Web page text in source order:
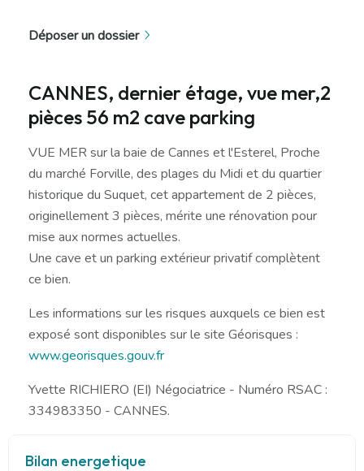
Déposer un dossier
CANNES, dernier étage, vue mer,2
pièces 56 m2 cave parking
VUE MER sur la baie de Cannes et l'Esterel, Proche
du marché Forville, des plages du Midi et du quartier
historique du Suquet, cet appartement de 2 pièces,
originellement 3 pièces, mérite une rénovation pour
mise aux normes actuelles.
Une cave et un parking extérieur privatif complètent
ce bien.
Les informations sur les risques auxquels ce bien est
exposé sont disponibles sur le site Géorisques :
www.georisques.gouv.fr
Yvette RICHIERO (EI) Négociatrice - Numéro RSAC :
334983350 - CANNES.
Bilan energetique